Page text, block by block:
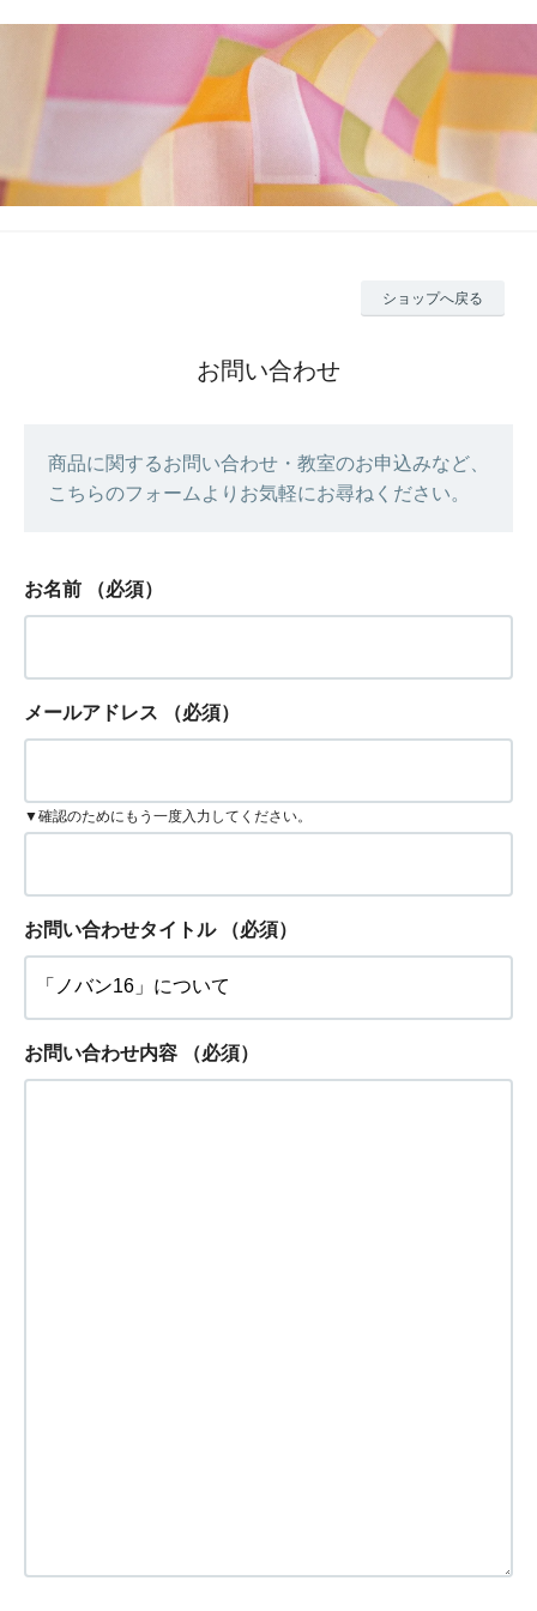
ショップへ戻る
お問い合わせ
商品に関するお問い合わせ・教室のお申込みなど、
こちらのフォームよりお気軽にお尋ねください。
お名前 （必須）
メールアドレス （必須）
▼確認のためにもう一度入力してください。
お問い合わせタイトル （必須）
お問い合わせ内容 （必須）